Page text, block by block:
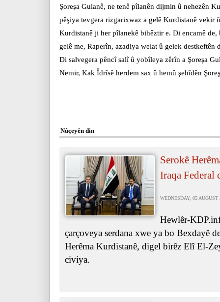
Şoreşa Gulanê, ne tenê pîlanên dijmin û nehezên
pêşiya tevgera rizgarixwaz a gelê Kurdistanê vekir
Kurdistanê ji her pîlanekê bihêztir e. Di encamê
gelê me, Raperîn, azadiya welat û gelek
Di salvegera pêncî salî û yobîleya zêrîn a Şoreşa
Nemir, Kak Îdrîsê herdem sax û hemû şehîdên
Nûçeyên din
Serokê
Iraqa Federal
WEDNESDAY, 05 AUGUST
Hewlêr-
çarçoveya serdana xwe ya bo Bexdayê
Herêma Kurdistanê, digel birêz Elî El-
civiya.